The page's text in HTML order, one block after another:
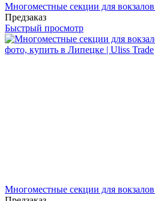
Многоместные секции для
Предзаказ
Быстрый просмотр
Многоместные секции для